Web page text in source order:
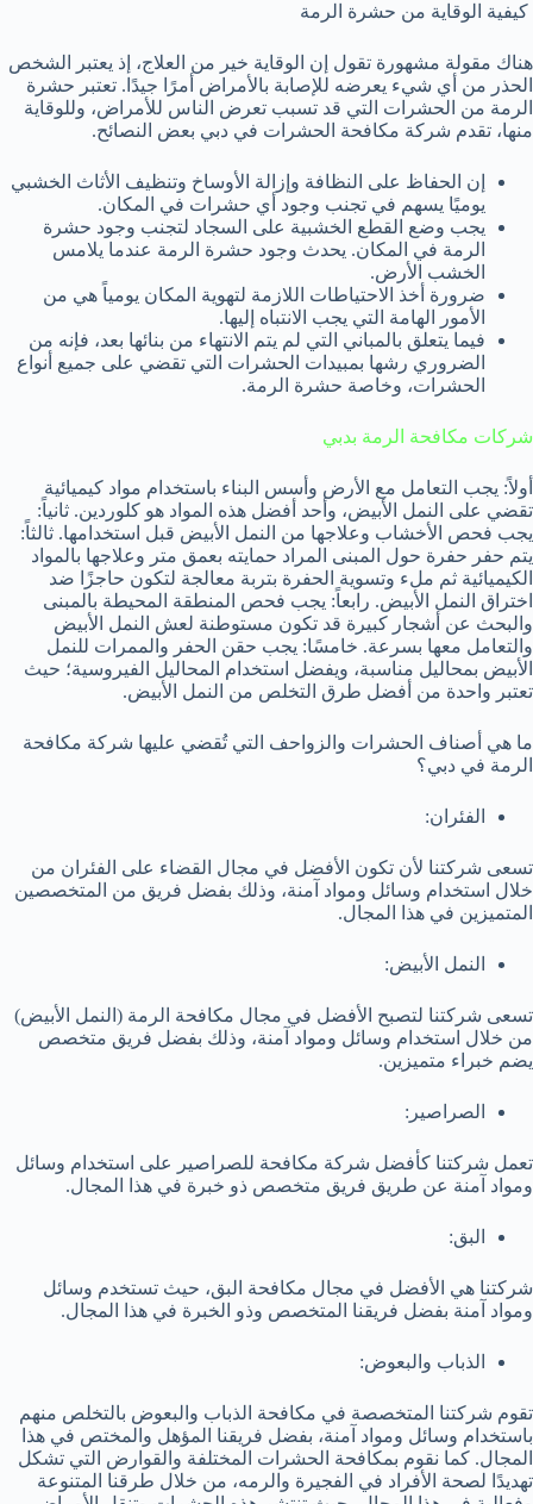
كيفية الوقاية من حشرة الرمة
هناك مقولة مشهورة تقول إن الوقاية خير من العلاج، إذ يعتبر الشخص
الحذر من أي شيء يعرضه للإصابة بالأمراض أمرًا جيدًا. تعتبر حشرة
الرمة من الحشرات التي قد تسبب تعرض الناس للأمراض، وللوقاية
منها، تقدم شركة مكافحة الحشرات في دبي بعض النصائح.
إن الحفاظ على النظافة وإزالة الأوساخ وتنظيف الأثاث الخشبي
يوميًا يسهم في تجنب وجود أي حشرات في المكان.
يجب وضع القطع الخشبية على السجاد لتجنب وجود حشرة
الرمة في المكان. يحدث وجود حشرة الرمة عندما يلامس
الخشب الأرض.
ضرورة أخذ الاحتياطات اللازمة لتهوية المكان يومياً هي من
الأمور الهامة التي يجب الانتباه إليها.
فيما يتعلق بالمباني التي لم يتم الانتهاء من بنائها بعد، فإنه من
الضروري رشها بمبيدات الحشرات التي تقضي على جميع أنواع
الحشرات، وخاصة حشرة الرمة.
شركات مكافحة الرمة بدبي
أولاً: يجب التعامل مع الأرض وأسس البناء باستخدام مواد كيميائية
تقضي على النمل الأبيض، وأحد أفضل هذه المواد هو كلوردين. ثانياً:
يجب فحص الأخشاب وعلاجها من النمل الأبيض قبل استخدامها. ثالثاً:
يتم حفر حفرة حول المبنى المراد حمايته بعمق متر وعلاجها بالمواد
الكيميائية ثم ملء وتسوية الحفرة بتربة معالجة لتكون حاجزًا ضد
اختراق النمل الأبيض. رابعاً: يجب فحص المنطقة المحيطة بالمبنى
والبحث عن أشجار كبيرة قد تكون مستوطنة لعش النمل الأبيض
والتعامل معها بسرعة. خامسًا: يجب حقن الحفر والممرات للنمل
الأبيض بمحاليل مناسبة، ويفضل استخدام المحاليل الفيروسية؛ حيث
تعتبر واحدة من أفضل طرق التخلص من النمل الأبيض.
ما هي أصناف الحشرات والزواحف التي تُقضي عليها شركة مكافحة
الرمة في دبي؟
الفئران:
تسعى شركتنا لأن تكون الأفضل في مجال القضاء على الفئران من
خلال استخدام وسائل ومواد آمنة، وذلك بفضل فريق من المتخصصين
المتميزين في هذا المجال.
النمل الأبيض:
تسعى شركتنا لتصبح الأفضل في مجال مكافحة الرمة (النمل الأبيض)
من خلال استخدام وسائل ومواد آمنة، وذلك بفضل فريق متخصص
يضم خبراء متميزين.
الصراصير:
تعمل شركتنا كأفضل شركة مكافحة للصراصير على استخدام وسائل
ومواد آمنة عن طريق فريق متخصص ذو خبرة في هذا المجال.
البق:
شركتنا هي الأفضل في مجال مكافحة البق، حيث تستخدم وسائل
ومواد آمنة بفضل فريقنا المتخصص وذو الخبرة في هذا المجال.
الذباب والبعوض:
تقوم شركتنا المتخصصة في مكافحة الذباب والبعوض بالتخلص منهم
باستخدام وسائل ومواد آمنة، بفضل فريقنا المؤهل والمختص في هذا
المجال. كما نقوم بمكافحة الحشرات المختلفة والقوارض التي تشكل
تهديدًا لصحة الأفراد في الفجيرة والرمه، من خلال طرقنا المتنوعة